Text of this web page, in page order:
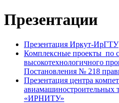
Презентации
Презентация Иркут-ИрГТУ
Комплексные проекты по
высокотехнологичного
Постановления № 218
Презентация центра
«ИРНИТУ»